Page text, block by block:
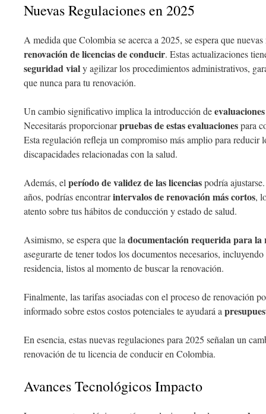
Nuevas Regulaciones en 2025
A medida que Colombia se acerca a 2025, se espera que
renovación de licencias de conducir. Estas actualizaciones
seguridad vialy agilizar los procedimientos administrativos,
que nunca para tu renovación.
Un cambio significativo implica la introducción de
Necesitarás proporcionarpruebas de estas evaluacionespara
Esta regulación refleja un compromiso más amplio para reducir
discapacidades relacionadas con la salud.
Además, el período de validez de las licenciaspodría
años, podrías encontrarintervalos de renovación más cortos,
atento sobre tus hábitos de conducción y estado de salud.
Asimismo, se espera que la documentación requerida para la
asegurarte de tener todos los documentos necesarios,
residencia, listos al momento de buscar la renovación.
Finalmente, las tarifas asociadas con el proceso de renovación
informado sobre estos costos potenciales te ayudará a
En esencia, estas nuevas regulaciones para 2025 señalan un
renovación de tu licencia de conducir en Colombia.
Avances Tecnológicos Impacto